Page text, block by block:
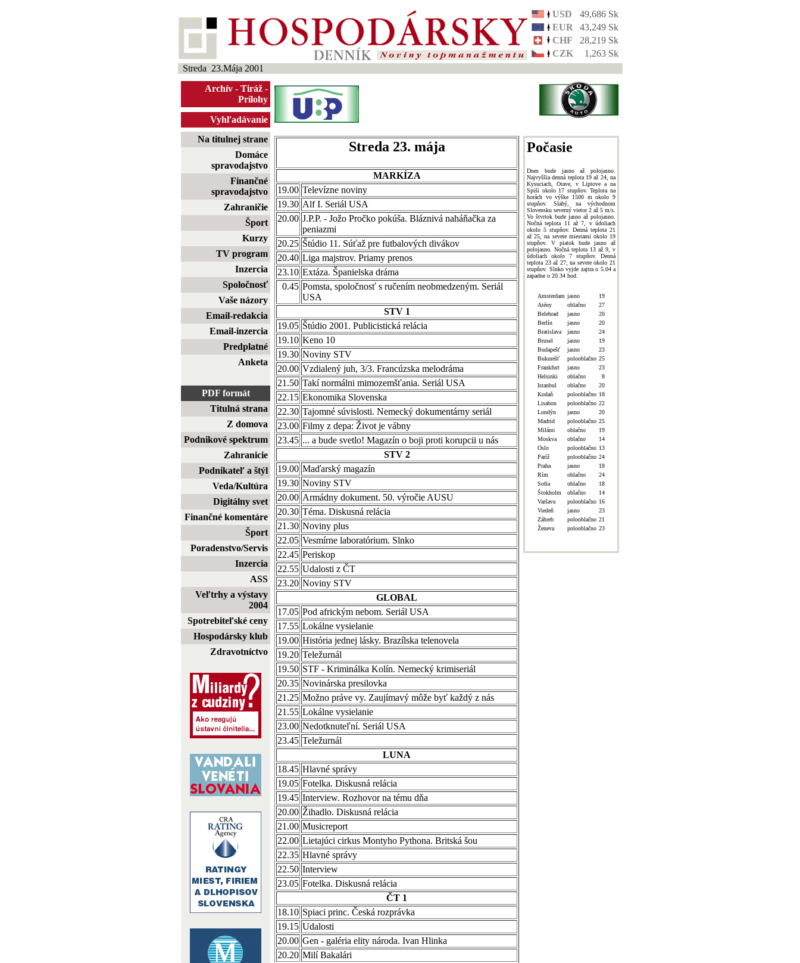
USD
49,686 Sk
EUR
43,249 Sk
CHF
28,219 Sk
CZK
1,263 Sk
Streda 23.Mája 2001
Archív - Tiráž -
Prílohy
Vyhľadávanie
Na titulnej strane
Domáce
spravodajstvo
Finančné
spravodajstvo
Zahraničie
Šport
Kurzy
TV program
Inzercia
Spoločnosť
Vaše názory
Email-redakcia
Email-inzercia
Predplatné
Anketa
PDF formát
Titulná strana
Z domova
Podnikové spektrum
Zahranicie
Podnikateľ a štýl
Veda/Kultúra
Digitálny svet
Finančné komentáre
Šport
Poradenstvo/Servis
Inzercia
ASS
Veľtrhy a výstavy
2004
Spotrebiteľské ceny
Hospodársky klub
Zdravotníctvo
Streda 23. mája
MARKÍZA
19.00 Televízne noviny
19.30 Alf I. Seriál USA
20.00 J.P.P. - Jožo Pročko pokúša. Bláznivá naháňačka za
peniazmi
20.25 Štúdio 11. Súťaž pre futbalových divákov
20.40 Liga majstrov. Priamy prenos
23.10 Extáza. Španielska dráma
0.45 Pomsta, spoločnosť s ručením neobmedzeným. Seriál
USA
STV 1
19.05 Štúdio 2001. Publicistická relácia
19.10 Keno 10
19.30 Noviny STV
20.00 Vzdialený juh, 3/3. Francúzska melodráma
21.50 Takí normálni mimozemšťania. Seriál USA
22.15 Ekonomika Slovenska
22.30 Tajomné súvislosti. Nemecký dokumentárny seriál
23.00 Filmy z depa: Život je vábny
23.45 ... a bude svetlo! Magazín o boji proti korupcii u nás
STV 2
19.00 Maďarský magazín
19.30 Noviny STV
20.00 Armádny dokument. 50. výročie AUSU
20.30 Téma. Diskusná relácia
21.30 Noviny plus
22.05 Vesmírne laboratórium. Slnko
22.45 Periskop
22.55 Udalosti z ČT
23.20 Noviny STV
GLOBAL
17.05 Pod africkým nebom. Seriál USA
17.55 Lokálne vysielanie
19.00 História jednej lásky. Brazílska telenovela
19.20 Teležurnál
19.50 STF - Kriminálka Kolín. Nemecký krimiseriál
20.35 Novinárska presilovka
21.25 Možno práve vy. Zaujímavý môže byť každý z nás
21.55 Lokálne vysielanie
23.00 Nedotknuteľní. Seriál USA
23.45 Teležurnál
LUNA
18.45 Hlavné správy
19.05 Fotelka. Diskusná relácia
19.45 Interview. Rozhovor na tému dňa
20.00 Žihadlo. Diskusná relácia
21.00 Musicreport
22.00 Lietajúci cirkus Montyho Pythona. Britská šou
22.35 Hlavné správy
22.50 Interview
23.05 Fotelka. Diskusná relácia
ČT 1
18.10 Spiaci princ. Česká rozprávka
19.15 Udalosti
20.00 Gen - galéria elity národa. Ivan Hlinka
20.20 Milí Bakalári
Počasie
Dnes bude jasno až polojasno.
Najvyššia denná teplota 19 až 24, na
Kysuciach, Orave, v Liptove a na
Spiši okolo 17 stupňov. Teplota na
horách vo výške 1500 m okolo 9
stupňov. Slabý, na východnom
Slovensku severný vietor 2 až 5 m/s.
Vo štvrtok bude jasno až polojasno.
Nočná teplota 11 až 7, v údoliach
okolo 5 stupňov. Denná teplota 21
až 25, na severe miestami okolo 19
stupňov. V piatok bude jasno až
polojasno. Nočná teplota 13 až 9, v
údoliach okolo 7 stupňov. Denná
teplota 23 až 27, na severe okolo 21
stupňov. Slnko vyjde zajtra o 5.04 a
zapadne o 20.34 hod.
Amsterdam jasno
19
Atény
oblačno
27
Belehrad
jasno
20
Berlín
jasno
20
Bratislava
jasno
24
Brusel
jasno
19
Budapešť
jasno
23
Bukurešť
polooblačno 25
Frankfurt
jasno
23
Helsinki
oblačno
8
Istanbul
oblačno
20
Kodaň
polooblačno 18
Lisabon
polooblačno 22
Londýn
jasno
20
Madrid
polooblačno 25
Miláno
oblačno
19
Moskva
oblačno
14
Oslo
polooblačno 13
Paríž
polooblačno 24
Praha
jasno
18
Rím
oblačno
24
Sofia
oblačno
18
Štokholm
oblačno
14
Varšava
polooblačno 16
Viedeň
jasno
23
Záhreb
polooblačno 21
Ženeva
polooblačno 23